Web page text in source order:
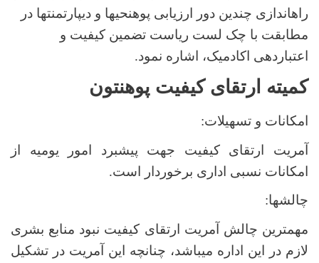
راه­اندازی چندین دور ارزیابی پوهنحی­ها و دیپارتمنت­ها در
مطابقت با چک لست ریاست تضمین کیفیت و
اعتباردهی اکادمیک، اشاره نمود.
کمیته ارتقای کیفیت پوهنتون
امکانات و تسهیلات:
آمریت ارتقای کیفیت جهت پیشبرد امور یومیه از
امکانات نسبی اداری برخوردار است.
چالش­ها:
مهم­ترین چالش آمریت ارتقای کیفیت نبود منابع بشری
لازم در این اداره میباشد، چنانچه این آمریت در تشکیل